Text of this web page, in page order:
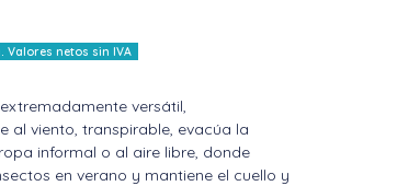
netos sin IVA
versátil,
al viento, transpirable, evacúa la
informal o al aire libre, donde
en verano y mantiene el cuello y